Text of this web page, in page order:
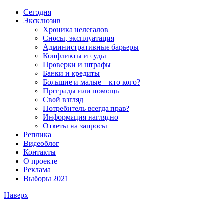
Сегодня
Эксклюзив
Хроника нелегалов
Сносы, эксплуатация
Административные барьеры
Конфликты и суды
Проверки и штрафы
Банки и кредиты
Большие и малые – кто кого?
Преграды или помощь
Свой взгляд
Потребитель всегда прав?
Информация наглядно
Ответы на запросы
Реплика
Видеоблог
Контакты
О проекте
Реклама
Выборы 2021
Наверх